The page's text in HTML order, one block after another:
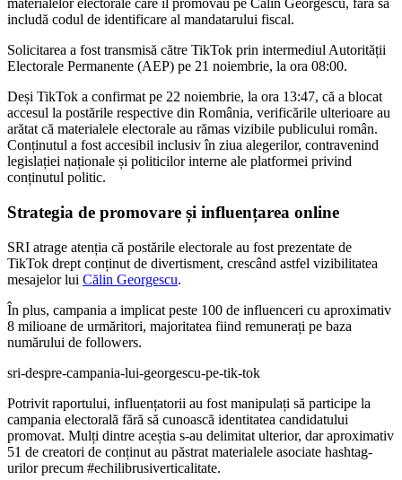
materialelor electorale care îl promovau pe Călin Georgescu, fără să
includă codul de identificare al mandatarului fiscal.
Solicitarea a fost transmisă către TikTok prin intermediul Autorității
Electorale Permanente (AEP) pe 21 noiembrie, la ora 08:00.
Deși TikTok a confirmat pe 22 noiembrie, la ora 13:47, că a blocat
accesul la postările respective din România, verificările ulterioare au
arătat că materialele electorale au rămas vizibile publicului român.
Conținutul a fost accesibil inclusiv în ziua alegerilor, contravenind
legislației naționale și politicilor interne ale platformei privind
conținutul politic.
Strategia de promovare și influențarea online
SRI atrage atenția că postările electorale au fost prezentate de
TikTok drept conținut de divertisment, crescând astfel vizibilitatea
mesajelor lui Călin Georgescu.
În plus, campania a implicat peste 100 de influenceri cu aproximativ
8 milioane de urmăritori, majoritatea fiind remunerați pe baza
numărului de followers.
sri-despre-campania-lui-georgescu-pe-tik-tok
Potrivit raportului, influențatorii au fost manipulați să participe la
campania electorală fără să cunoască identitatea candidatului
promovat. Mulți dintre aceștia s-au delimitat ulterior, dar aproximativ
51 de creatori de conținut au păstrat materialele asociate hashtag-
urilor precum #echilibrusiverticalitate.